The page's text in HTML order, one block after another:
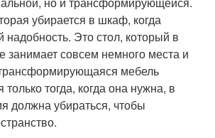
убирается в шкаф, когда
надобность. Это стол, который в
занимает совсем немного места и
мебель
только тогда, когда она нужна, в
должна убираться, чтобы